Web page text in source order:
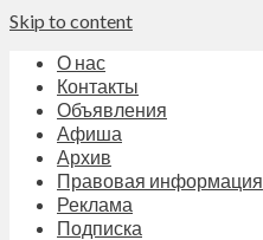
Skip to content
О нас
Контакты
Объявления
Афиша
Архив
Правовая информация
Реклама
Подписка